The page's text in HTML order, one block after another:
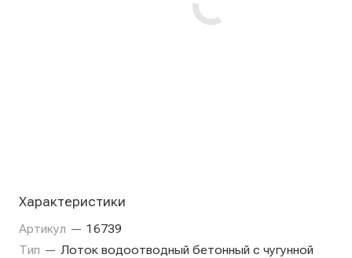
Характеристики
Артикул — 16739
Тип — Лоток водоотводный бетонный с чугунной